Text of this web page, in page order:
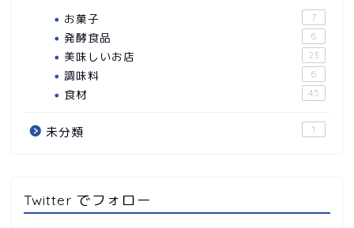
お菓子 7
発酵食品 6
美味しいお店 23
調味料 6
食材 45
未分類 1
Twitter でフォロー